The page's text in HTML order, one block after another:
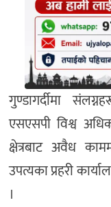
गुण्डागर्दीमा
एसएसपी विश्व
क्षेत्रबाट अवैध
उपत्यका प्रहरी
।